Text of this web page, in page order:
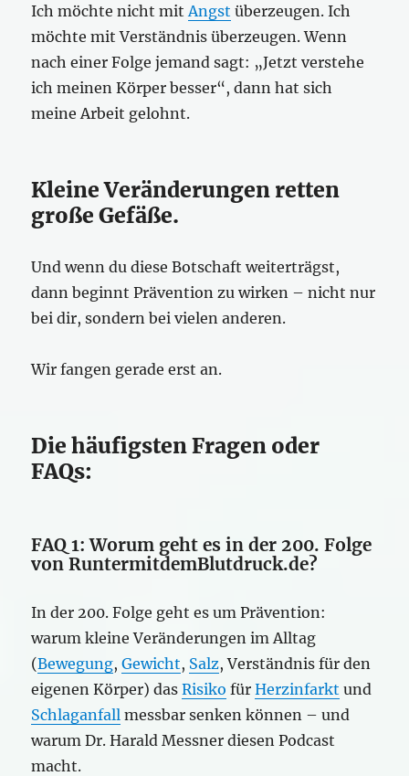
Ich möchte nicht mit Angst überzeugen. Ich
möchte mit Verständnis überzeugen. Wenn
nach einer Folge jemand sagt: „Jetzt verstehe
ich meinen Körper besser“, dann hat sich
meine Arbeit gelohnt.
Kleine Veränderungen retten
große Gefäße.
Und wenn du diese Botschaft weiterträgst,
dann beginnt Prävention zu wirken – nicht nur
bei dir, sondern bei vielen anderen.
Wir fangen gerade erst an.
Die häufigsten Fragen oder
FAQs:
FAQ 1: Worum geht es in der 200. Folge
von RuntermitdemBlutdruck.de?
In der 200. Folge geht es um Prävention:
warum kleine Veränderungen im Alltag
(Bewegung,Gewicht, Salz, Verständnis für den
eigenen Körper) dasRisiko fürHerzinfarkt und
Schlaganfall messbar senken können – und
warum Dr. Harald Messner diesen Podcast
macht.